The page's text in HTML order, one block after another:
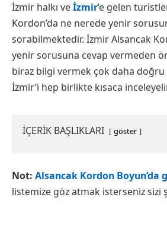
İzmir halkı veİzmir’e gelen
Kordon’da ne nerede yenir
sorabilmektedir. İzmir Alsancak
yenir sorusuna cevap vermeden
biraz bilgi vermek çok daha doğru
İzmir’i hep birlikte kısaca
İÇERİK BAŞLIKLARI göster
Not: Alsancak Kordon Boyun’da
listemize göz atmak isterseniz sizi